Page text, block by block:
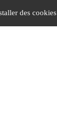
des cookies